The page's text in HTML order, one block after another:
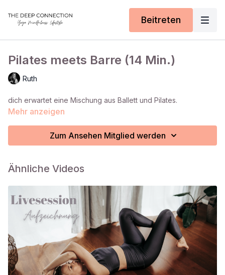
Beitreten
Pilates meets Barre (14 Min.)
Ruth
dich erwartet eine Mischung aus Ballett und Pilates.
Mehr anzeigen
Zum Ansehen Mitglied werden
Ähnliche Videos